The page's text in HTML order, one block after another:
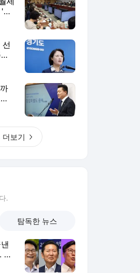
더보기
.
탐독한 뉴스
정